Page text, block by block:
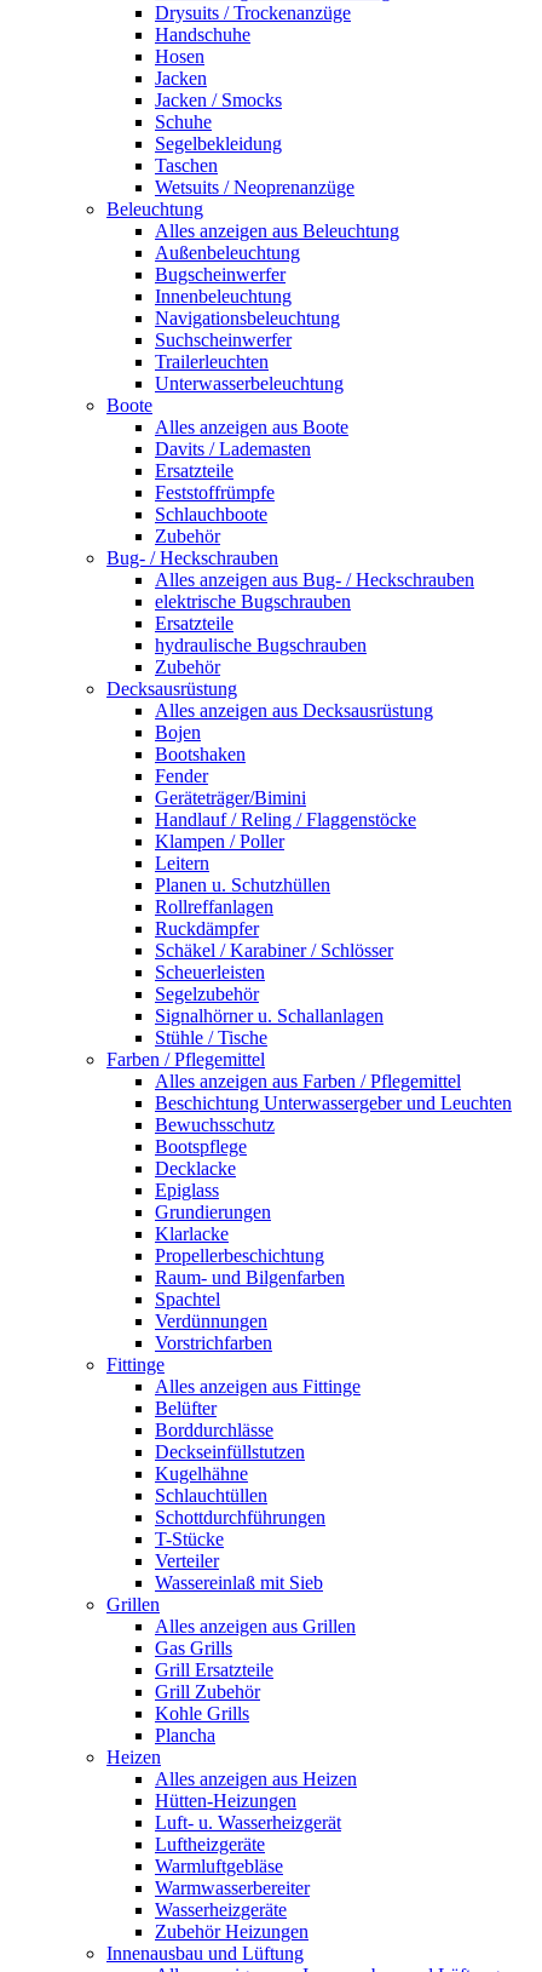
Drysuits / Trockenanzüge
Handschuhe
Hosen
Jacken
Jacken / Smocks
Schuhe
Segelbekleidung
Taschen
Wetsuits / Neoprenanzüge
Beleuchtung
Alles anzeigen aus Beleuchtung
Außenbeleuchtung
Bugscheinwerfer
Innenbeleuchtung
Navigationsbeleuchtung
Suchscheinwerfer
Trailerleuchten
Unterwasserbeleuchtung
Boote
Alles anzeigen aus Boote
Davits / Lademasten
Ersatzteile
Feststoffrümpfe
Schlauchboote
Zubehör
Bug- / Heckschrauben
Alles anzeigen aus Bug- / Heckschrauben
elektrische Bugschrauben
Ersatzteile
hydraulische Bugschrauben
Zubehör
Decksausrüstung
Alles anzeigen aus Decksausrüstung
Bojen
Bootshaken
Fender
Geräteträger/Bimini
Handlauf / Reling / Flaggenstöcke
Klampen / Poller
Leitern
Planen u. Schutzhüllen
Rollreffanlagen
Ruckdämpfer
Schäkel / Karabiner / Schlösser
Scheuerleisten
Segelzubehör
Signalhörner u. Schallanlagen
Stühle / Tische
Farben / Pflegemittel
Alles anzeigen aus Farben / Pflegemittel
Beschichtung Unterwassergeber und Leuchten
Bewuchsschutz
Bootspflege
Decklacke
Epiglass
Grundierungen
Klarlacke
Propellerbeschichtung
Raum- und Bilgenfarben
Spachtel
Verdünnungen
Vorstrichfarben
Fittinge
Alles anzeigen aus Fittinge
Belüfter
Borddurchlässe
Deckseinfüllstutzen
Kugelhähne
Schlauchtüllen
Schottdurchführungen
T-Stücke
Verteiler
Wassereinlaß mit Sieb
Grillen
Alles anzeigen aus Grillen
Gas Grills
Grill Ersatzteile
Grill Zubehör
Kohle Grills
Plancha
Heizen
Alles anzeigen aus Heizen
Hütten-Heizungen
Luft- u. Wasserheizgerät
Luftheizgeräte
Warmluftgebläse
Warmwasserbereiter
Wasserheizgeräte
Zubehör Heizungen
Innenausbau und Lüftung